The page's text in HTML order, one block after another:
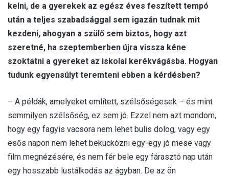
kelni, de a gyerekek az egész éves feszített tempó
után a teljes szabadsággal sem igazán tudnak mit
kezdeni, ahogyan a szülő sem biztos, hogy azt
szeretné, ha szeptemberben újra vissza kéne
szoktatni a gyereket az iskolai kerékvágásba. Hogyan
tudunk egyensúlyt teremteni ebben a kérdésben?
– A példák, amelyeket említett, szélsőségesek – és mint
semmilyen szélsőség, ez sem jó. Ezzel nem azt mondom,
hogy egy fagyis vacsora nem lehet bulis dolog, vagy egy
esős napon nem lehet bekuckózni egy-egy jó mese vagy
film megnézésére, és nem fér bele egy fárasztó nap után
egy hosszabb lustálkodás az ágyban. De az ön